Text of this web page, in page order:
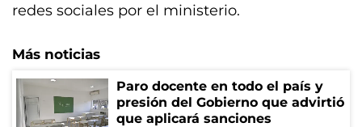
redes sociales por el ministerio.
Más noticias
Paro docente en todo el país y
presión del Gobierno que advirtió
que aplicará sanciones